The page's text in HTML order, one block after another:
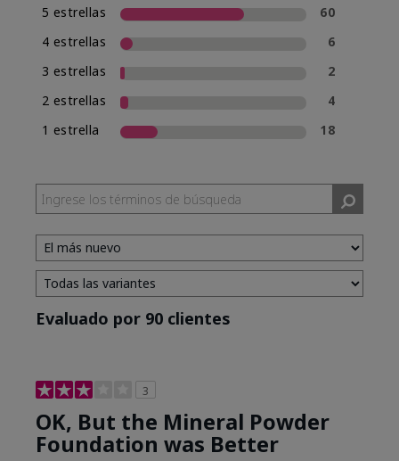
5 estrellas
60
4 estrellas
6
3 estrellas
2
2 estrellas
4
1 estrella
18
Evaluado por 90 clientes
3
OK, But the Mineral Powder
Foundation was Better